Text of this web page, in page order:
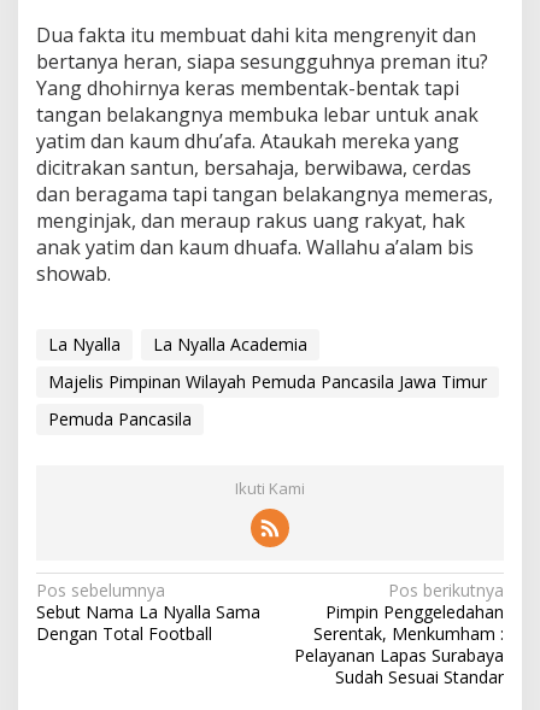
Dua fakta itu membuat dahi kita mengrenyit dan
bertanya heran, siapa sesungguhnya preman itu?
Yang dhohirnya keras membentak-bentak tapi
tangan belakangnya membuka lebar untuk anak
yatim dan kaum dhu’afa. Ataukah mereka yang
dicitrakan santun, bersahaja, berwibawa, cerdas
dan beragama tapi tangan belakangnya memeras,
menginjak, dan meraup rakus uang rakyat, hak
anak yatim dan kaum dhuafa. Wallahu a’alam bis
showab.
La Nyalla
La Nyalla Academia
Majelis Pimpinan Wilayah Pemuda Pancasila Jawa Timur
Pemuda Pancasila
Ikuti Kami
N
a
Pos sebelumnya
Sebut Nama La Nyalla Sama
Dengan Total Football
Pos berikutnya
Pimpin Penggeledahan
Serentak, Menkumham :
Pelayanan Lapas Surabaya
Sudah Sesuai Standar